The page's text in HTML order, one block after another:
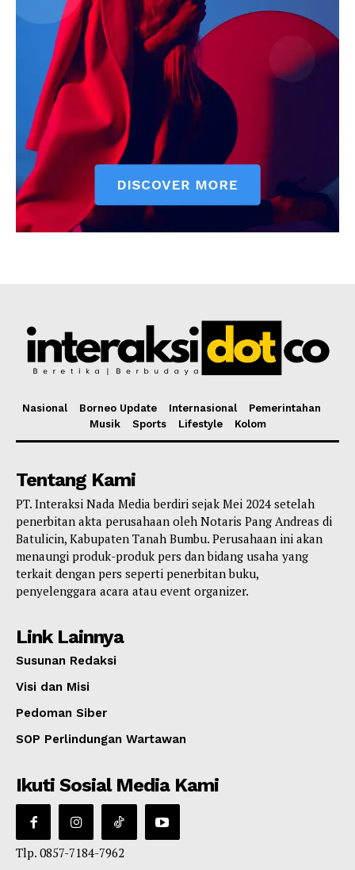
Nasional Borneo Update Internasional
Pemerintahan
Musik
Sports Lifestyle Kolom
Tentang Kami
PT. Interaksi Nada Media berdiri sejak Mei 2024 setelah
penerbitan akta perusahaan oleh Notaris Pang Andreas di
Batulicin, Kabupaten Tanah Bumbu. Perusahaan ini akan
menaungi produk-produk pers dan bidang usaha yang
terkait dengan pers seperti penerbitan buku,
penyelenggara acara atau event organizer.
Link Lainnya
Susunan Redaksi
Visi dan Misi
Pedoman Siber
SOP Perlindungan Wartawan
Ikuti Sosial Media Kami
Tlp. 0857-7184-7962